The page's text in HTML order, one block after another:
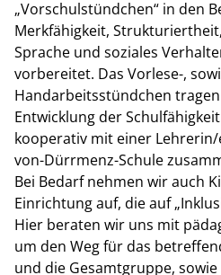
„Vorschulstündchen“ in den
Merkfähigkeit,
Sprache und soziales
vorbereitet. Das Vorlese-,
Handarbeitsstündchen
Entwicklung der
kooperativ mit einer
von-Dürrmenz-Schule
Bei Bedarf nehmen wir auch
Einrichtung auf, die auf
Hier beraten wir uns mit
um den Weg für das
und die Gesamtgruppe,